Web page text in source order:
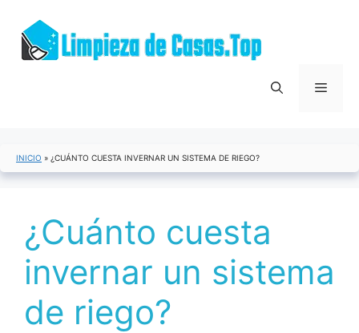
contenido
Menú
INICIO » ¿CUÁNTO CUESTA INVERNAR UN SISTEMA DE RIEGO?
¿Cuánto cuesta
invernar un sistema
de riego?